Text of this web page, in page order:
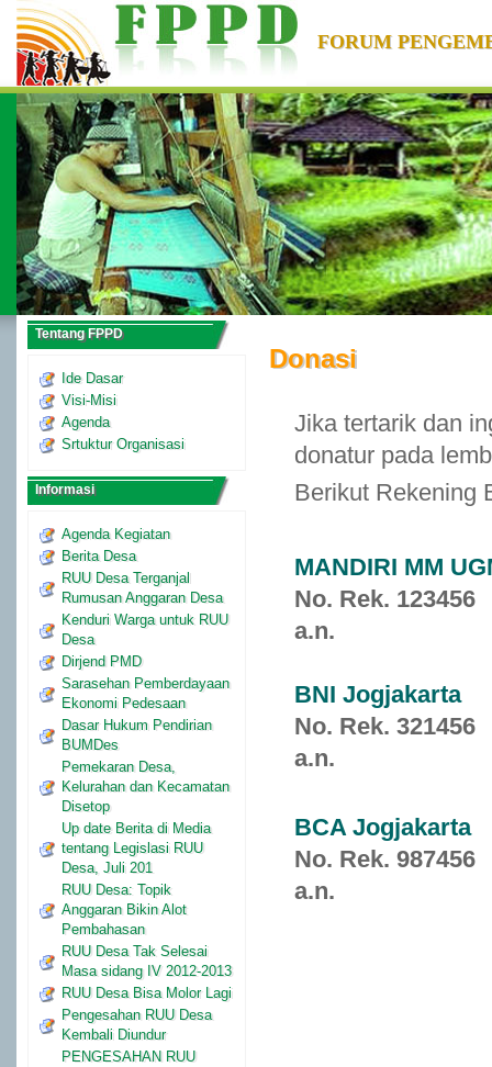
FORUM
Tentang FPPD
Ide Dasar
Visi-Misi
Agenda
Srtuktur Organisasi
Informasi
Agenda Kegiatan
Berita Desa
RUU Desa Terganjal
Rumusan Anggaran Desa
Kenduri Warga untuk RUU
Desa
Dirjend PMD
Sarasehan Pemberdayaan
Ekonomi Pedesaan
Dasar Hukum Pendirian
BUMDes
Pemekaran Desa,
Kelurahan dan Kecamatan
Disetop
Up date Berita di Media
tentang Legislasi RUU
Desa, Juli 201
RUU Desa: Topik
Anggaran Bikin Alot
Pembahasan
RUU Desa Tak Selesai
Masa sidang IV 2012-2013
RUU Desa Bisa Molor Lagi
Pengesahan RUU Desa
Kembali Diundur
PENGESAHAN RUU
Donasi
Jika tertarik dan
donatur pada
Berikut Rekening
MANDIRI MM
No. Rek. 123456
a.n.
BNI Jogjakarta
No. Rek. 321456
a.n.
BCA Jogjakarta
No. Rek. 987456
a.n.